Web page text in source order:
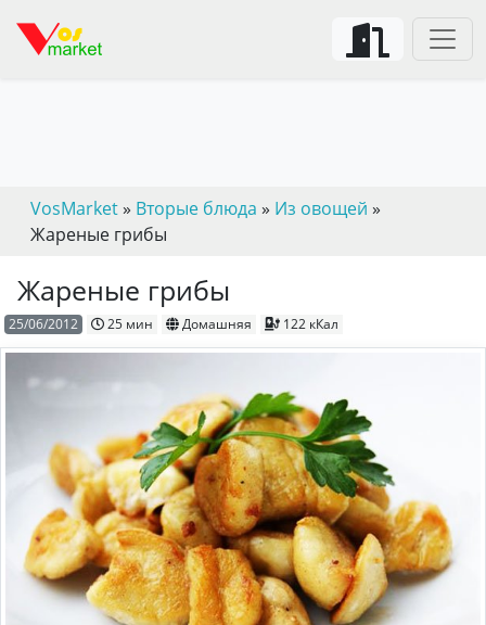
VosMarket» Вторые блюда » Из овощей »
Жареные грибы
Жареные грибы
25/06/2012 25 мин Домашняя 122 кКал